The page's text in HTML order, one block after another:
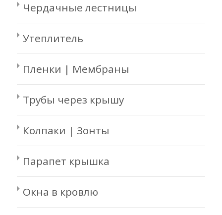
Чердачные лестницы
Утеплитель
Пленки | Мембраны
Трубы через крышу
Колпаки | Зонты
Парапет крышка
Окна в кровлю